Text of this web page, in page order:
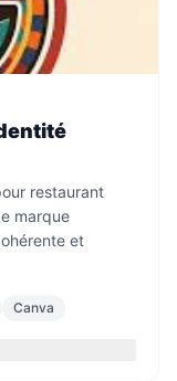
restaurant
marque
et
Canva